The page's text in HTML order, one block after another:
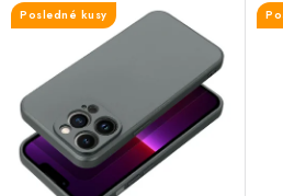
MULTIMÉDIÁ
KAMERY
OSTATNÉ PRÍSLUŠENSTVO
d
t
o
v
r
u
k
t
Posledné kusy